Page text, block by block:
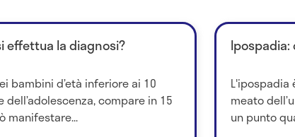
effettua la diagnosi?
bambini d’età inferiore ai 10
dell’adolescenza, compare in 15
manifestare...
L'ipospadia
meato
un punto